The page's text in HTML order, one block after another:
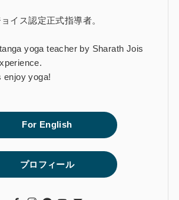
イス認定正式指導者。
yoga teacher by Sharath Jois
enjoy yoga!
For English
プロフィール